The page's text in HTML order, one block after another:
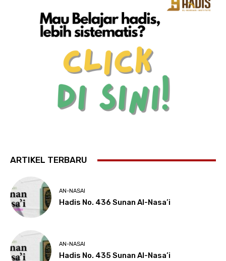
ARTIKEL TERBARU
AN-NASAI
Hadis No. 436 Sunan Al-Nasa’i
AN-NASAI
Hadis No. 435 Sunan Al-Nasa’i